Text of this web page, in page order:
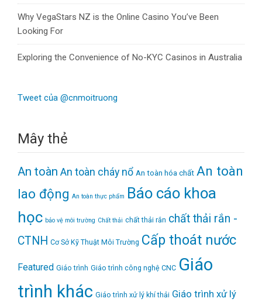
Why VegaStars NZ is the Online Casino You’ve Been
Looking For
Exploring the Convenience of No-KYC Casinos in Australia
Tweet của @cnmoitruong
Mây thẻ
An toàn An toàn cháy nổ An toàn hóa chất An toàn
lao động An toàn thực phẩm Báo cáo khoa
học bảo vệ môi trường Chất thải chất thải rắn chất thải rắn -
CTNH Cơ Sở Kỹ Thuật Môi Trường Cấp thoát nước
Featured Giáo trình Giáo trình công nghệ CNC Giáo
trình khác Giáo trình xử lý khí thải Giáo trình xử lý